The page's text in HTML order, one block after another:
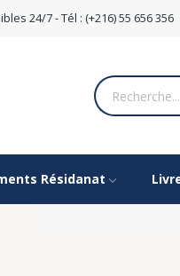
24/7 - Tél : (+216) 55 656 356
Résidanat